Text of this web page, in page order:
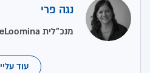
נגה פרי
מנכ"לית eLoomina
עוד עליי